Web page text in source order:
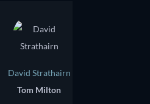
David Strathairn
Tom Milton